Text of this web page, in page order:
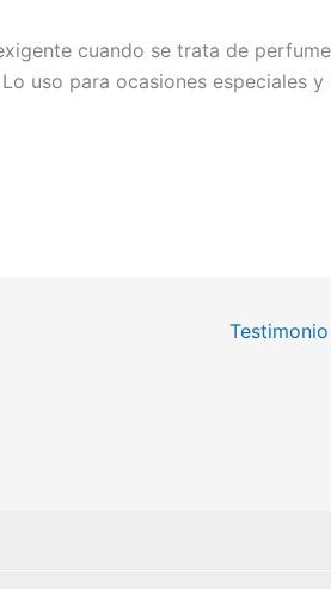
cuando se trata de
uso para ocasiones especiales